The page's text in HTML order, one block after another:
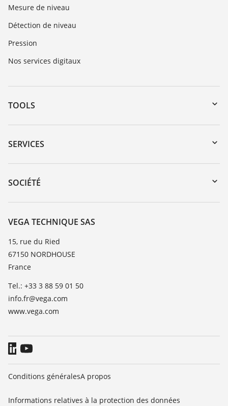
Mesure de niveau
Détection de niveau
Pression
Nos services digitaux
TOOLS
Téléchargements
Recherche par numéro de série
DTM Collection/PACTware
SERVICES
Retour d'appareil
Formations
TeamViewer
SOCIÉTÉ
Carrière
À propos de VEGA
Contact
News
Presse
Blog
VEGA TECHNIQUE SAS
15, rue du Ried
67150 NORDHOUSE
France
Tel.: +33 3 88 59 01 50
info.fr@vega.com
www.vega.com
Conditions généralesA propos
Informations relatives à la protection des données